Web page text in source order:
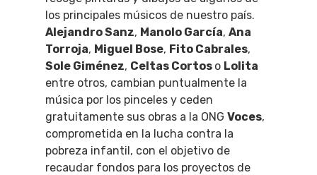
los principales músicos de nuestro país.
Alejandro Sanz, Manolo García, Ana
Torroja, Miguel Bose, Fito Cabrales,
Sole Giménez, Celtas Cortos o Lolita
entre otros, cambian puntualmente la
música por los pinceles y ceden
gratuitamente sus obras a la ONG Voces,
comprometida en la lucha contra la
pobreza infantil, con el objetivo de
recaudar fondos para los proyectos de